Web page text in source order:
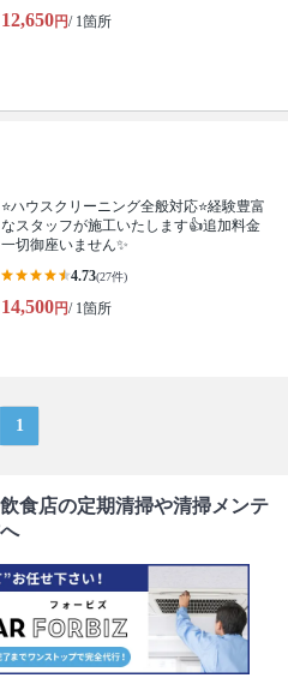
12,650円/ 1箇所
⭐ハウスクリーニング全般対応⭐経験豊富
なスタッフが施工いたします👍追加料金
一切御座いません✨
4.73(27件)
14,500円/ 1箇所
1
食店の定期清掃や清掃メンテ